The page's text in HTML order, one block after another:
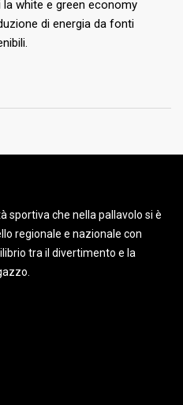
white e green economy
di energia da fonti
sportiva che nella pallavolo si è
regionale e nazionale con
tra il divertimento e la